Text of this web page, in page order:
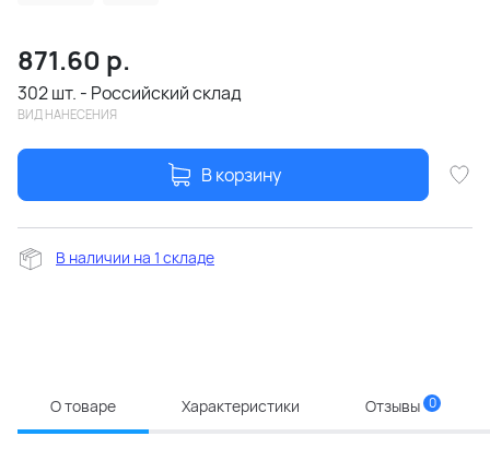
871.60 р.
302 шт. - Российский склад
ВИД НАНЕСЕНИЯ
В корзину
В наличии на 1 складе
О товаре Характеристики Отзывы 0